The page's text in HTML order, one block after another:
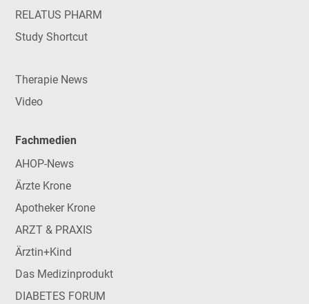
RELATUS PHARM
Study Shortcut
Therapie News
Video
Fachmedien
AHOP-News
Ärzte Krone
Apotheker Krone
ARZT & PRAXIS
Ärztin+Kind
Das Medizinprodukt
DIABETES FORUM